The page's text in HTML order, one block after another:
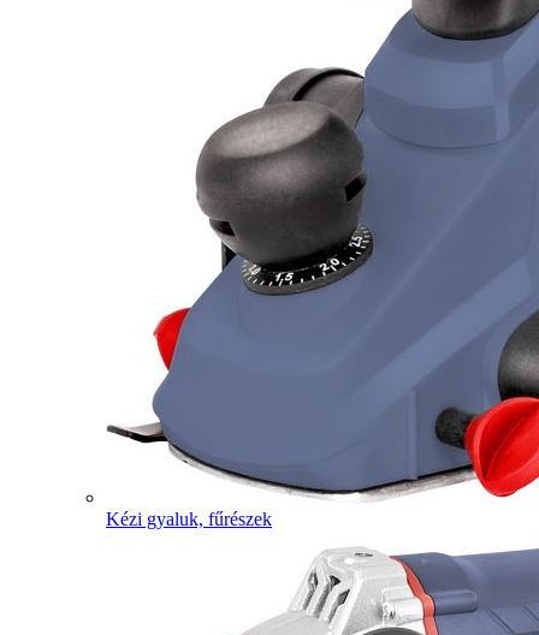
Kézi gyaluk, fűrészek